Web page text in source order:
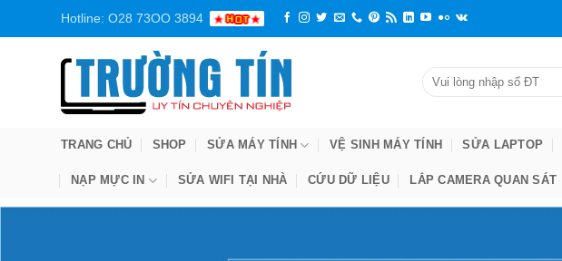
Hotline: O28 73OO 3894
TRANG CHỦ SHOP SỬA MÁY TÍNH VỆ SINH MÁY TÍNH SỬA LAPTOP
NẠP MỰC IN SỬA WIFI TẠI NHÀ CỨU DỮ LIỆU LẮP CAMERA QUAN SÁT